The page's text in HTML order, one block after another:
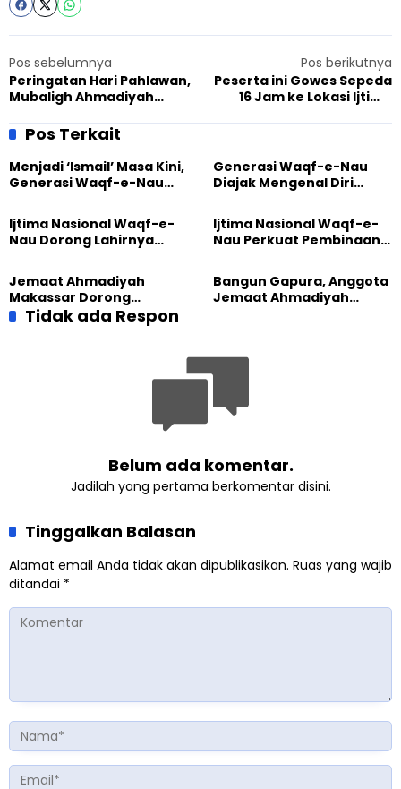
Pos sebelumnya
Peringatan Hari Pahlawan,
Mubaligh Ahmadiyah
Soal Cinta Tanah Air
Pos berikutnya
Peserta ini Gowes Sepeda
16 Jam ke Lokasi Ijtima
KM
Pos Terkait
Menjadi ‘Ismail’ Masa Kini,
Generasi Waqf-e-Nau
Pengabdian
Generasi Waqf-e-Nau
Diajak Mengenal Diri
Dunia
Ijtima Nasional Waqf-e-
Nau Dorong Lahirnya
Ijtima Nasional Waqf-e-
Nau Perkuat Pembinaan
Jemaat Ahmadiyah
Makassar Dorong
Kesadaran Lingkungan
Lewat Edukasi Ekoteologi
Bangun Gapura, Anggota
Jemaat Ahmadiyah
Tidak ada Respon
Belum ada komentar.
Jadilah yang pertama berkomentar disini.
Tinggalkan Balasan
Alamat email Anda tidak akan dipublikasikan. Ruas yang wajib
ditandai *